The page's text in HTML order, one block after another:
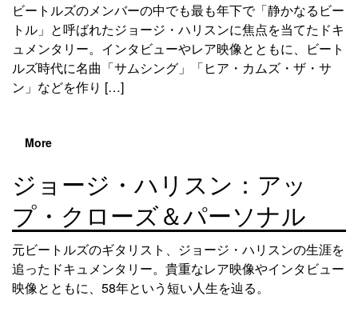
ビートルズのメンバーの中でも最も年下で「静かなるビー
トル」と呼ばれたジョージ・ハリスンに焦点を当てたドキ
ュメンタリー。インタビューやレア映像とともに、ビート
ルズ時代に名曲「サムシング」「ヒア・カムズ・ザ・サ
ン」などを作り […]
More
ジョージ・ハリスン：アッ
プ・クローズ＆パーソナル
元ビートルズのギタリスト、ジョージ・ハリスンの生涯を
追ったドキュメンタリー。貴重なレア映像やインタビュー
映像とともに、58年という短い人生を辿る。